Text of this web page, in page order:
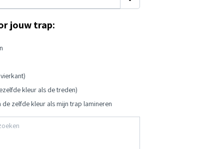
jouw trap:
kleur als de treden)
zelfde kleur als mijn trap lamineren